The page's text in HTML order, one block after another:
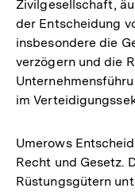
Zivilgesellschaft,
der Entscheidung
insbesondere die
verzögern und die
im
Umerows
Recht und Gesetz.
Rüstungsgütern